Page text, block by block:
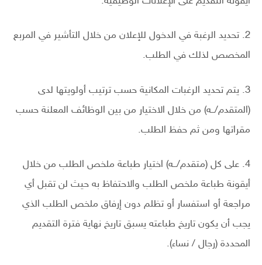
2. تحديد الرغبة في الدخول للإعلان من خلال التأشير في المربع
المخصص لذلك في الطلب.
3. يتم تحديد الرغبات المكانية حسب ترتيب أولويتها لدى
(المتقدم/ــه) من خلال الاختيار من بين الوظائف المعلنة حسب
مقراتها ومن ثم حفظ الطلب.
4. على كل (متقدم/ــه) اختيار طباعة ملخص الطلب من خلال
أيقونة طباعة ملخص الطلب والاحتفاظ به حيث لن تقبل أي
مراجعة أو استفسار أو تظلم دون إرفاق ملخص الطلب الذي
يجب أن يكون تاريخ طباعته يسبق تاريخ نهاية فترة التقديم
المحددة (رجال / نساء).